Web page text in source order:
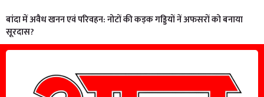
बांदा में अवैध खनन एवं परिवहन: नोटों की कड़क गड्डियों नें अफसरों को बनाया
सूरदास?